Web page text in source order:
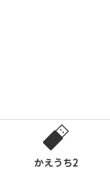
かえうち2